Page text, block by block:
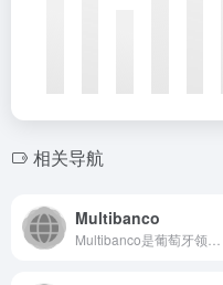
相关导航
Multibanco